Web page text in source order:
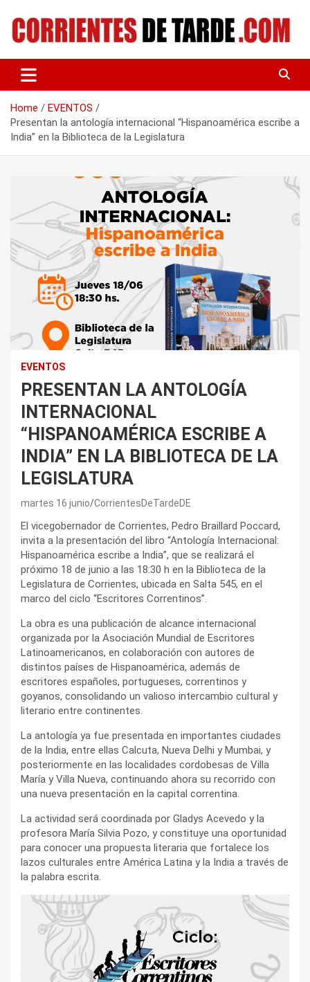
content
CORRIENTES DE TARDE
Home
EVENTOS
Presentan la antología internacional “Hispanoamérica escribe a
India” en la Biblioteca de la Legislatura
EVENTOS
PRESENTAN LA ANTOLOGÍA
INTERNACIONAL
“HISPANOAMÉRICA ESCRIBE A
INDIA” EN LA BIBLIOTECA DE LA
LEGISLATURA
martes 16 junio CorrientesDeTardeDE
El vicegobernador de Corrientes, Pedro Braillard Poccard,
invita a la presentación del libro “Antología Internacional:
Hispanoamérica escribe a India”, que se realizará el
próximo 18 de junio a las 18:30 h en la Biblioteca de la
Legislatura de Corrientes, ubicada en Salta 545, en el
marco del ciclo “Escritores Correntinos”.
La obra es una publicación de alcance internacional
organizada por la Asociación Mundial de Escritores
Latinoamericanos, en colaboración con autores de
distintos países de Hispanoamérica, además de
escritores españoles, portugueses, correntinos y
goyanos, consolidando un valioso intercambio cultural y
literario entre continentes.
La antología ya fue presentada en importantes ciudades
de la India, entre ellas Calcuta, Nueva Delhi y Mumbai, y
posteriormente en las localidades cordobesas de Villa
María y Villa Nueva, continuando ahora su recorrido con
una nueva presentación en la capital correntina.
La actividad será coordinada por Gladys Acevedo y la
profesora María Silvia Pozo, y constituye una oportunidad
para conocer una propuesta literaria que fortalece los
lazos culturales entre América Latina y la India a través de
la palabra escrita.